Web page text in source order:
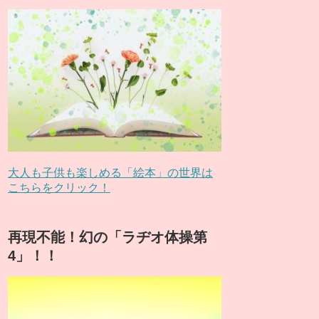
大人も子供も楽しめる「絵本」の世界は
こちらをクリック！
再現不能！幻の「ラヂオ体操第
4」！！